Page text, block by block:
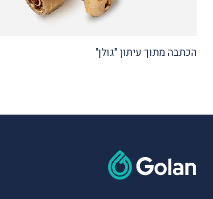
הכתבה מתוך עיתון "גולן"